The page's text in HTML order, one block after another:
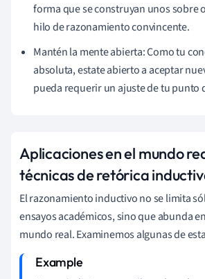
forma que se construyan unos sobre
hilo de razonamiento convincente.
Mantén la mente abierta: Como tu
absoluta, estate abierto a aceptar
pueda requerir un ajuste de tu punto
Aplicaciones en el mundo
técnicas de retórica
El razonamiento inductivo no se limita
ensayos académicos, sino que abunda
mundo real. Examinemos algunas de